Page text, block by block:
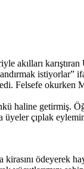
akılları
istiyorlar”
Felsefe okurken
haline getirmiş.
üyeler çıplak
kirasını ödeyerek